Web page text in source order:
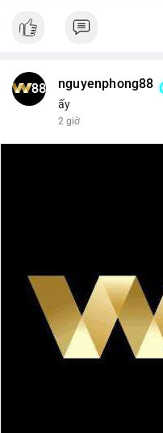
nguyenphong88
ấy
2 giờ